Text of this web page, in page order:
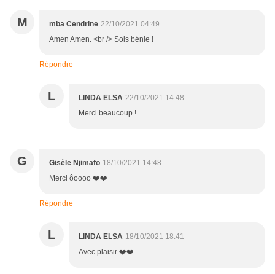
M mba Cendrine 22/10/2021 04:49
Amen Amen. <br /> Sois bénie !
Répondre
L LINDA ELSA 22/10/2021 14:48
Merci beaucoup !
G Gisèle Njimafo 18/10/2021 14:48
Merci ôoooo ❤️❤️
Répondre
L LINDA ELSA 18/10/2021 18:41
Avec plaisir ❤️❤️